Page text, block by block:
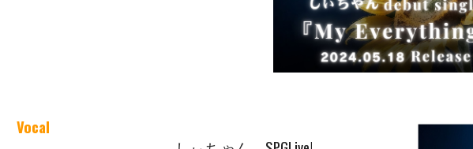
Vocal